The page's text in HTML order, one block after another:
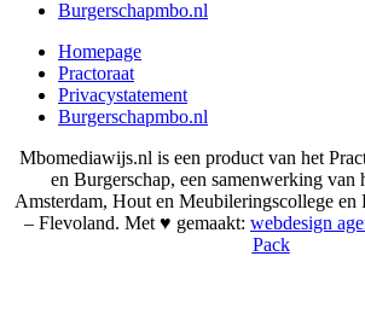
Burgerschapmbo.nl
Homepage
Practoraat
Privacystatement
Burgerschapmbo.nl
Mbomediawijs.nl is een product van het
en Burgerschap, een samenwerking van
Amsterdam, Hout en Meubileringscollege en
– Flevoland. Met ♥︎ gemaakt: webdesign
Pack